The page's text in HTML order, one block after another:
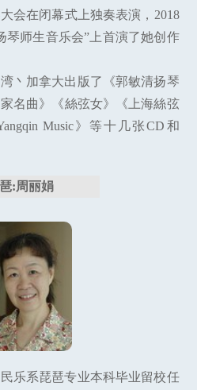
会在闭幕式上独奏表演，2018
琴师生音乐会”上首演了她创作
丶加拿大出版了《郭敏清扬琴
名曲》《絲弦女》《上海絲弦
Music》等十几张CD和
:周丽娟
乐系琵琶专业本科毕业留校任